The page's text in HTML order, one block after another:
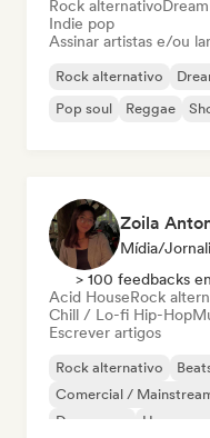
Rock alternativo
Indie pop
Assinar artistas e/ou
Rock alternativo
Pop soul
Reggae
Zoila
Mídia/
> 100 feedbacks
Acid HouseRock
Chill / Lo-fi Hip-Hop
Escrever artigos
Rock alternativo
Comercial /
Dream pop
House